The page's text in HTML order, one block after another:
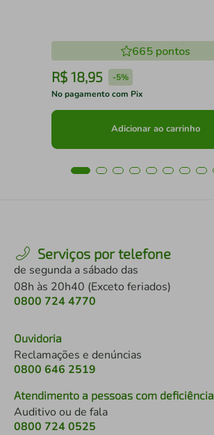
665 pontos
R$ 18,95 -5%
No pagamento com Pix
Adicionar ao carrinho
Serviços por telefone
de segunda a sábado das
08h às 20h40 (Exceto feriados)
0800 724 4770
Ouvidoria
Reclamações e denúncias
0800 646 2519
Atendimento a pessoas com deficiência
Auditivo ou de fala
0800 724 0525